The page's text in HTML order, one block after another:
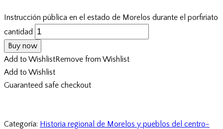
Instrucción pública en el estado de Morelos durante el porfiriato
cantidad
Buy now
Add to WishlistRemove from Wishlist
Add to Wishlist
Guaranteed safe checkout
Categoría: Historia regional de Morelos y pueblos del centro-